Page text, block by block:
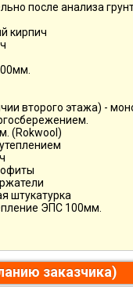
после анализа
кирпич
второго этажа) -
(Rokwool)
штукатурка
ЭПС 100мм.
заказчика)